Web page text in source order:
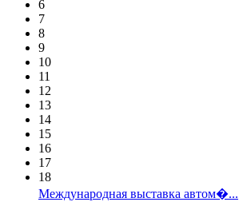
6
7
8
9
10
11
12
13
14
15
16
17
18
Международная выставка автом�...